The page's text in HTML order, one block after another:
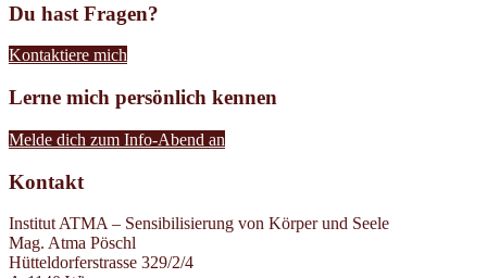
Du hast Fragen?
Kontaktiere mich
Lerne mich persönlich kennen
Melde dich zum Info-Abend an
Kontakt
Institut ATMA – Sensibilisierung von Körper und Seele
Mag. Atma Pöschl
Hütteldorferstrasse 329/2/4